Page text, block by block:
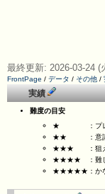
最終更新: 2026-03-24 (
FrontPage / データ / その他 /
実績
難度の目安
★ ：プレイし
★★ ：意識し
★★★ ：狙え
★★★★ ：難し
★★★★★：かな